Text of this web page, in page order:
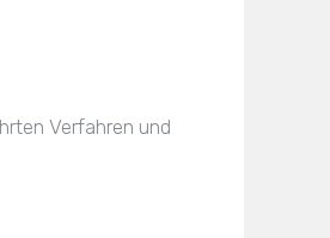
Verfahren und